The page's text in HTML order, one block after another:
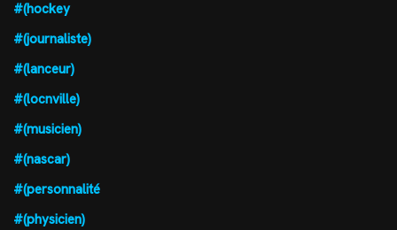
#(hockey
#(journaliste)
#(lanceur)
#(locnville)
#(musicien)
#(nascar)
#(personnalité
#(physicien)